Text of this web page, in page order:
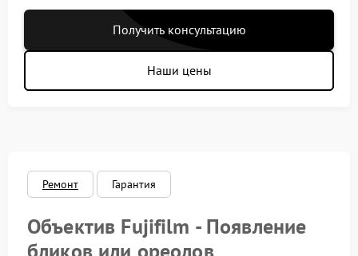
Получить консультацию
Наши цены
Ремонт Гарантия
Объектив Fujifilm - Появление
бликов или ореолов